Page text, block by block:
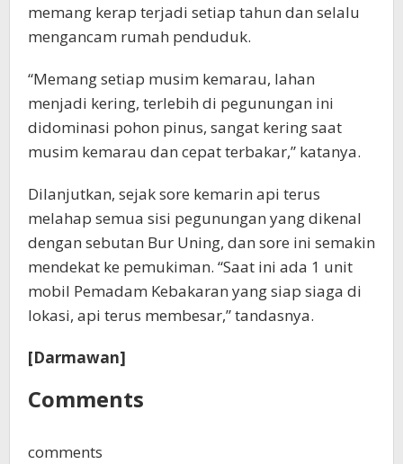
memang kerap terjadi setiap tahun dan selalu
mengancam rumah penduduk.
“Memang setiap musim kemarau, lahan
menjadi kering, terlebih di pegunungan ini
didominasi pohon pinus, sangat kering saat
musim kemarau dan cepat terbakar,” katanya.
Dilanjutkan, sejak sore kemarin api terus
melahap semua sisi pegunungan yang dikenal
dengan sebutan Bur Uning, dan sore ini semakin
mendekat ke pemukiman. “Saat ini ada 1 unit
mobil Pemadam Kebakaran yang siap siaga di
lokasi, api terus membesar,” tandasnya.
[Darmawan]
Comments
comments